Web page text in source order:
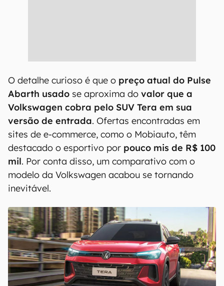
O detalhe curioso é que o preço atual do Pulse
Abarth usado se aproxima do valor que a
Volkswagen cobra pelo SUV Tera em sua
versão de entrada. Ofertas encontradas em
sites de e-commerce, como o Mobiauto, têm
destacado o esportivo por pouco mis de R$ 100
mil. Por conta disso, um comparativo com o
modelo da Volkswagen acabou se tornando
inevitável.